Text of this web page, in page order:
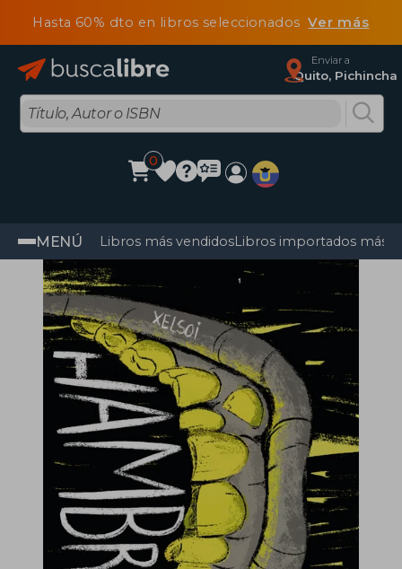
Hasta 60% dto en libros seleccionadosVer más
Enviar a
Quito, Pichincha
0
MENÚ Libros más vendidosLibros importados más